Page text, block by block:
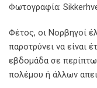
Φωτογραφία:
Φέτος, οι Νορβηγοί
παροτρύνει να είναι
εβδομάδα σε
πολέμου ή άλλων